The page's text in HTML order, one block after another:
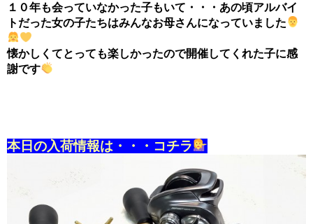
１０年も会っていなかった子もいて・・・あの頃アルバイ
トだった女の子たちはみんなお母さんになっていました
懐かしくてとっても楽しかったので開催してくれた子に感
謝です
本日の入荷情報は・・・コチラ